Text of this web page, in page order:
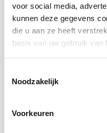
voor social media,
kunnen deze gegevens
die u aan ze heeft
basis van uw gebruik van
Noodzakelijk
Voorkeuren